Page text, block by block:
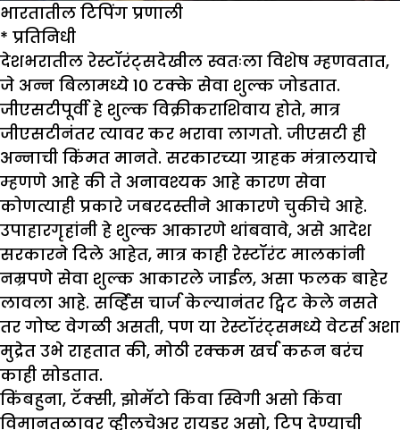
भारतातील टिपिंग प्रणाली
* प्रतिनिधी
देशभरातील रेस्टॉरंट्सदेखील स्वतःला विशेष म्हणवतात,
जे अन्न बिलामध्ये 10 टक्के सेवा शुल्क जोडतात.
जीएसटीपूर्वी हे शुल्क विक्रीकराशिवाय होते, मात्र
जीएसटीनंतर त्यावर कर भरावा लागतो. जीएसटी ही
अन्नाची किंमत मानते. सरकारच्या ग्राहक मंत्रालयाचे
म्हणणे आहे की ते अनावश्यक आहे कारण सेवा
कोणत्याही प्रकारे जबरदस्तीने आकारणे चुकीचे आहे.
उपाहारगृहांनी हे शुल्क आकारणे थांबवावे, असे आदेश
सरकारने दिले आहेत, मात्र काही रेस्टॉरंट मालकांनी
नम्रपणे सेवा शुल्क आकारले जाईल, असा फलक बाहेर
लावला आहे. सर्व्हिस चार्ज केल्यानंतर ट्विट केले नसते
तर गोष्ट वेगळी असती, पण या रेस्टॉरंट्समध्ये वेटर्स अशा
मुद्रेत उभे राहतात की, मोठी रक्कम खर्च करून बरंच
काही सोडतात.
किंबहुना, टॅक्सी, झोमॅटो किंवा स्विगी असो किंवा
विमानतळावर व्हीलचेअर रायडर असो, टिप देण्याची